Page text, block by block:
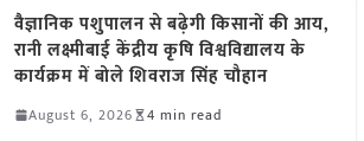
वैज्ञानिक पशुपालन से बढ़ेगी किसानों की आय,
रानी लक्ष्मीबाई केंद्रीय कृषि विश्वविद्यालय के
कार्यक्रम में बोले शिवराज सिंह चौहान
August 6, 2026 4 min read